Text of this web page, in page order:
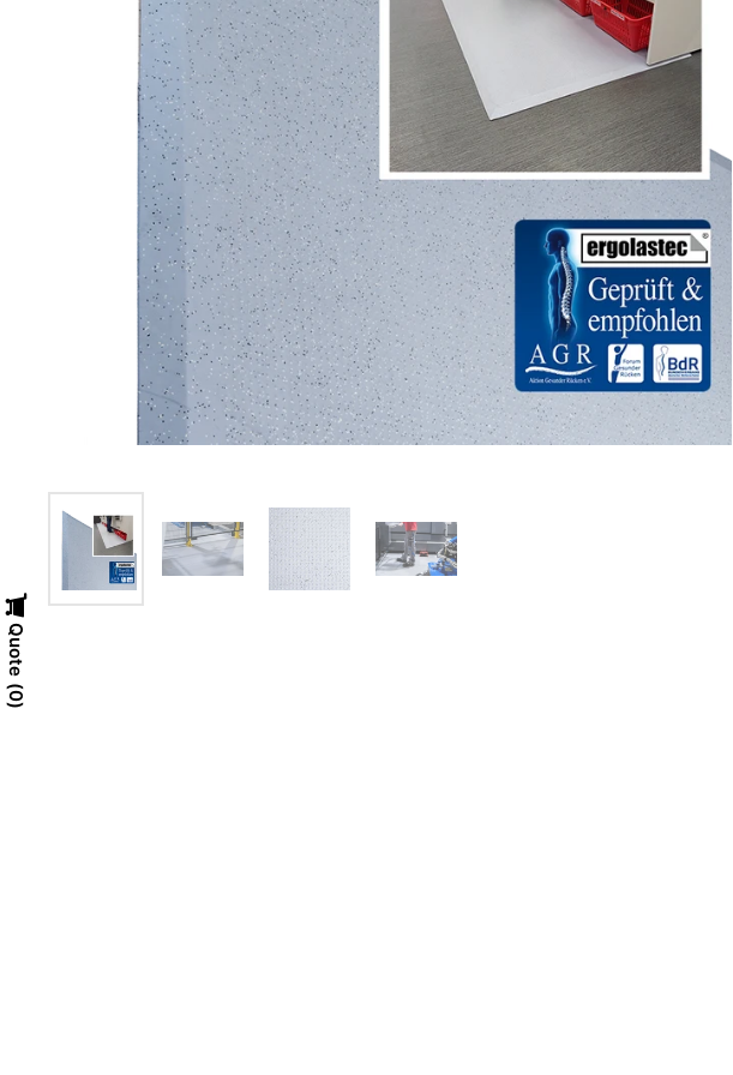
Quote
0